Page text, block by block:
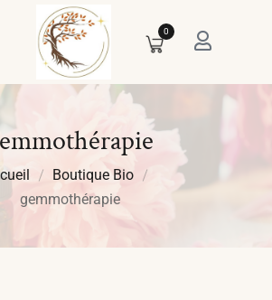
0
Boutique Bio
gemmothérapie